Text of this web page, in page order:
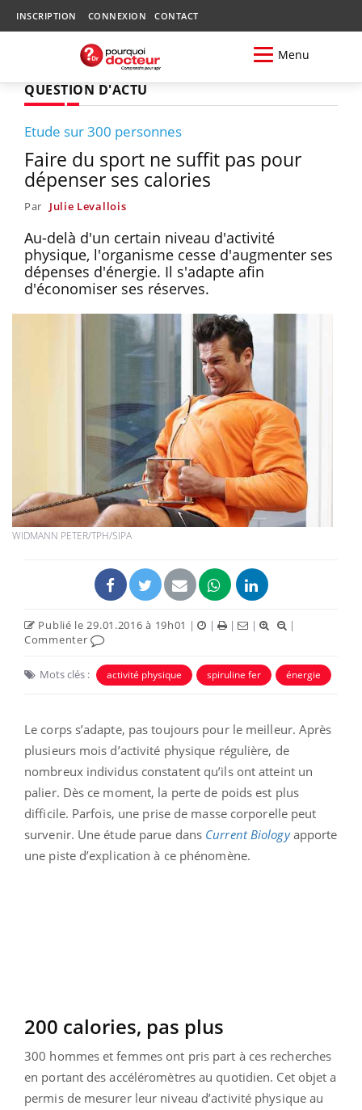
INSCRIPTION CONNEXION CONTACT
Menu
QUESTION D'ACTU
Etude sur 300 personnes
Faire du sport ne suffit pas pour
dépenser ses calories
Par Julie Levallois
Au-delà d'un certain niveau d'activité
physique, l'organisme cesse d'augmenter ses
dépenses d'énergie. Il s'adapte afin
d'économiser ses réserves.
WIDMANN PETER/TPH/SIPA
Publié le 29.01.2016 à 19h01 | | | |
|
Commenter
Mots clés : activité physique spiruline fer énergie
Le corps s’adapte, pas toujours pour le meilleur. Après
plusieurs mois d’activité physique régulière, de
nombreux individus constatent qu’ils ont atteint un
palier. Dès ce moment, la perte de poids est plus
difficile. Parfois, une prise de masse corporelle peut
survenir. Une étude parue dans Current Biologyapporte
une piste d’explication à ce phénomène.
200 calories, pas plus
300 hommes et femmes ont pris part à ces recherches
en portant des accéléromètres au quotidien. Cet objet a
permis de mesurer leur niveau d’activité physique au